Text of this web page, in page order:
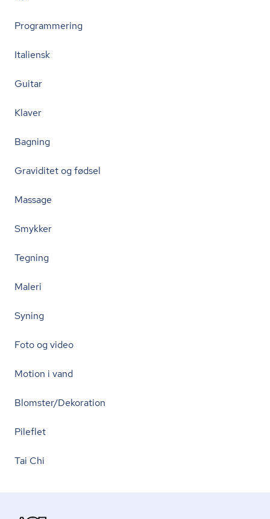
Programmering
Italiensk
Guitar
Klaver
Bagning
Graviditet og fødsel
Massage
Smykker
Tegning
Maleri
Syning
Foto og video
Motion i vand
Blomster/Dekoration
Pileflet
Tai Chi